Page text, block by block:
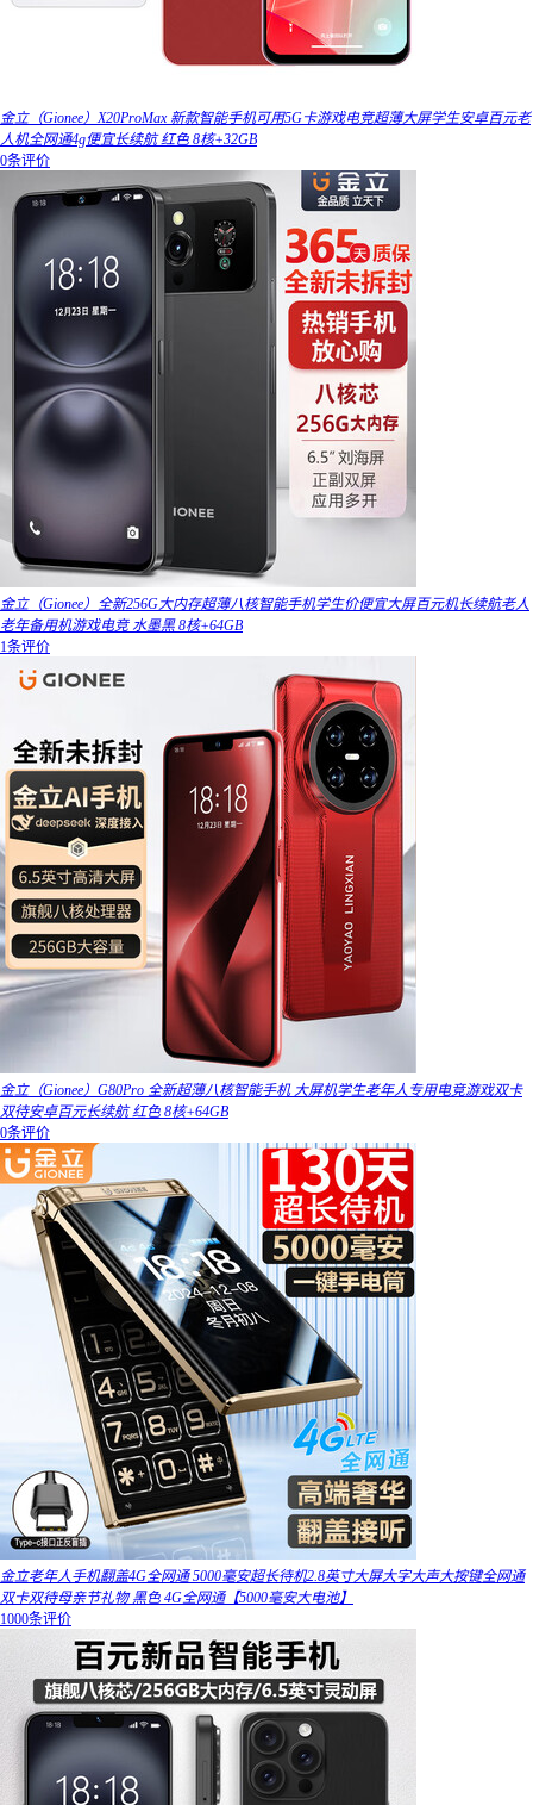
金立（Gionee）X20ProMax 新款智能手机可用5G卡游戏电竞超薄大屏学生安卓百元老
人机全网通4g便宜长续航 红色 8核+32GB
0条评价
金立（Gionee）全新256G大内存超薄八核智能手机学生价便宜大屏百元机长续航老人
老年备用机游戏电竞 水墨黑 8核+64GB
1条评价
金立（Gionee）G80Pro 全新超薄八核智能手机 大屏机学生老年人专用电竞游戏双卡
双待安卓百元长续航 红色 8核+64GB
0条评价
金立老年人手机翻盖4G全网通 5000毫安超长待机2.8英寸大屏大字大声大按键全网通
双卡双待母亲节礼物 黑色 4G全网通【5000毫安大电池】
1000条评价